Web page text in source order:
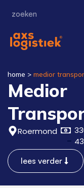
home > medior
Medior
Roermond
lees verder